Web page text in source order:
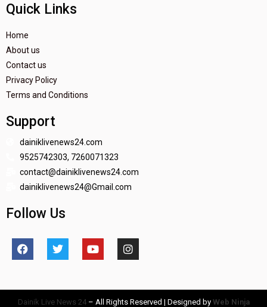
Quick Links
Home
About us
Contact us
Privacy Policy
Terms and Conditions
Support
dainiklivenews24.com
9525742303, 7260071323
contact@dainiklivenews24.com
dainiklivenews24@Gmail.com
Follow Us
Dainik Live News 24– All Rights Reserved | Designed by Web Ninja